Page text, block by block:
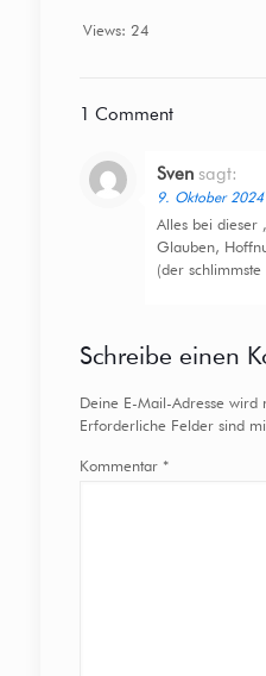
Views: 24
1 Comment
Sven sagt:
9. Oktober
Alles bei dieser
Glauben,
(der
Schreibe einen
Deine E-Mail-Adresse wird
Erforderliche Felder sind
Kommentar *